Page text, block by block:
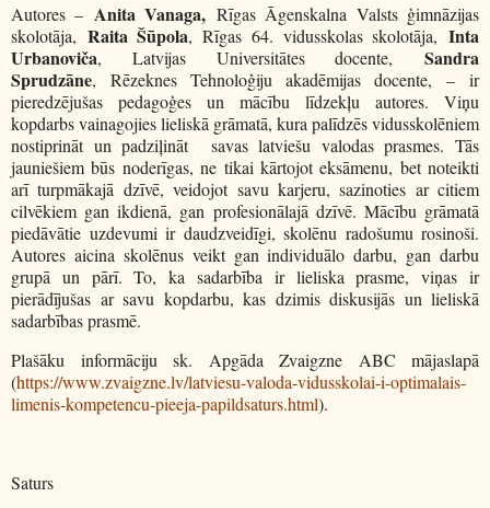
Autores – Anita Vanaga, Rīgas Āgenskalna Valsts ģimnāzijas
skolotāja, Raita Šūpola, Rīgas 64. vidusskolas skolotāja,Inta
Urbanoviča, Latvijas Universitātes docente, Sandra
Sprudzāne, Rēzeknes Tehnoloģiju akadēmijas docente, – ir
pieredzējušas pedagoģes un mācību līdzekļu autores. Viņu
kopdarbs vainagojies lieliskā grāmatā, kura palīdzēs vidusskolēniem
nostiprināt un padziļināt savas latviešu valodas prasmes. Tās
jauniešiem būs noderīgas, ne tikai kārtojot eksāmenu, bet noteikti
arī turpmākajā dzīvē, veidojot savu karjeru, sazinoties ar citiem
cilvēkiem gan ikdienā, gan profesionālajā dzīvē. Mācību grāmatā
piedāvātie uzdevumi ir daudzveidīgi, skolēnu radošumu rosinoši.
Autores aicina skolēnus veikt gan individuālo darbu, gan darbu
grupā un pārī. To, ka sadarbība ir lieliska prasme, viņas ir
pierādījušas ar savu kopdarbu, kas dzimis diskusijās un lieliskā
sadarbības prasmē.
Plašāku informāciju sk. Apgāda Zvaigzne ABC mājaslapā
(https://www.zvaigzne.lv/latviesu-valoda-vidusskolai-i-optimalais-
limenis-kompetencu-pieeja-papildsaturs.html).
Saturs